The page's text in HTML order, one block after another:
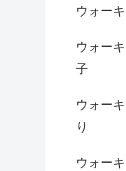
ウォー
ウォー
子
ウォー
り
ウォー